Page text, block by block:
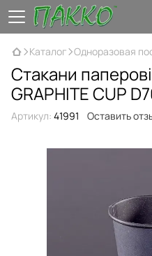
Каталог Одноразовая
Стакани
GRAPHITE CUP
Артикул: 41991 Оставить